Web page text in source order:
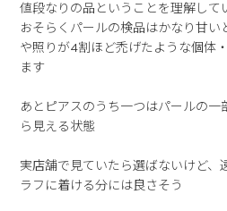
値段なりの品ということを理解して
おそらくパールの検品はかなり甘
や照りが4割ほど禿げたような個体
ます
あとピアスのうち一つはパールの
ら見える状態
実店舗で見ていたら選ばないけど、
ラフに着ける分には良さそう